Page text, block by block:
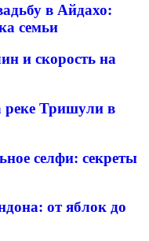
в Айдахо:
семьи
и скорость на
Тришули в
селфи: секреты
от яблок до